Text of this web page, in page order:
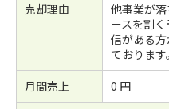
売却理由
他事業が
ースを割
信がある
ております。
月間売上
0 円